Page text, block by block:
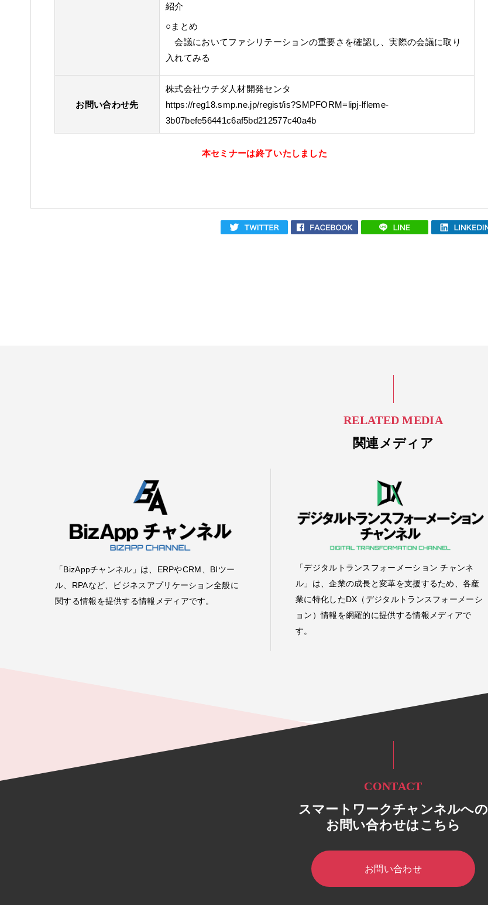
紹介
○まとめ
会議においてファシリテーションの重要さを確認し、実際の会議に取り
入れてみる
お問い合わせ先
株式会社ウチダ人材開発センタ
https://reg18.smp.ne.jp/regist/is?SMPFORM=lipj-lfleme-
3b07befe56441c6af5bd212577c40a4b
本セミナーは終了いたしました
RELATED MEDIA
関連メディア
「BizAppチャンネル」は、ERPやCRM、BIツー
ル、RPAなど、ビジネスアプリケーション全般に
関する情報を提供する情報メディアです。
「デジタルトランスフォーメーション チャンネ
ル」は、企業の成長と変革を支援するため、各産
業に特化したDX（デジタルトランスフォーメーシ
ョン）情報を網羅的に提供する情報メディアで
す。
CONTACT
スマートワークチャンネルへの
お問い合わせはこちら
お問い合わせ